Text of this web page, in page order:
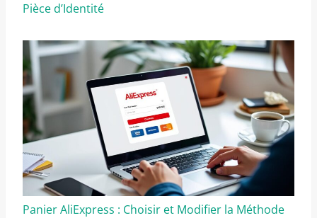
Pièce d’Identité
Panier AliExpress : Choisir et Modifier la Méthode